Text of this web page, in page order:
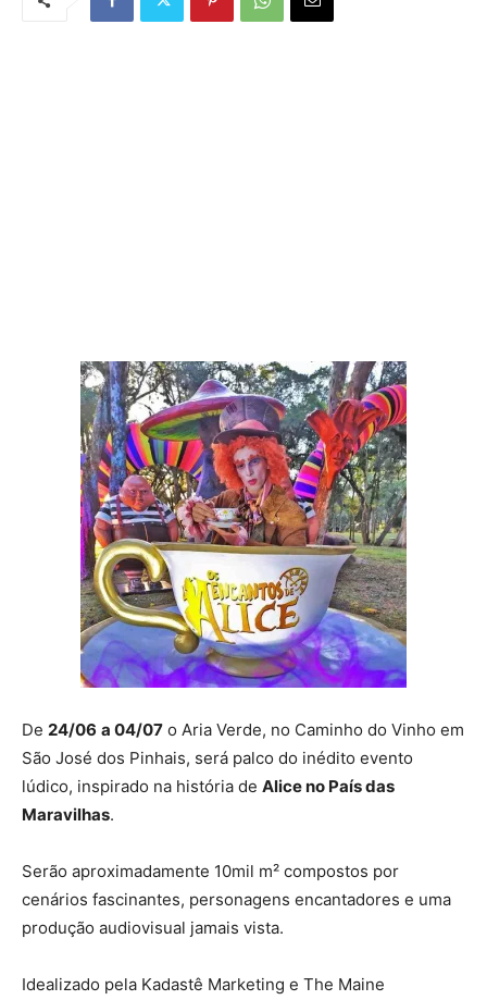
De 24/06 a 04/07 o Aria Verde, no Caminho do Vinho em
São José dos Pinhais, será palco do inédito evento
lúdico, inspirado na história de Alice no País das
Maravilhas.
Serão aproximadamente 10mil m² compostos por
cenários fascinantes, personagens encantadores e uma
produção audiovisual jamais vista.
Idealizado pela Kadastê Marketing e The Maine